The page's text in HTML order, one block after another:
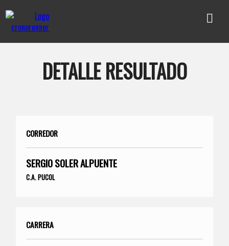
DETALLE RESULTADO
CORREDOR
SERGIO SOLER ALPUENTE
C.A. PUCOL
CARRERA